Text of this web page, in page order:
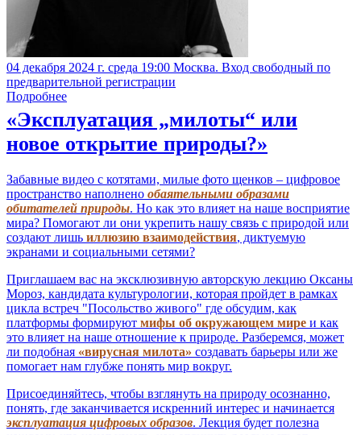
04 декабря 2024 г. среда 19:00 Москва. Вход свободный по
предварительной регистрации
Подробнее
«Эксплуатация „милоты“ или
новое открытие природы?»
Забавные видео с котятами, милые фото щенков – цифровое
пространство наполнено обаятельными образами
обитателей природы. Но как это влияет на наше восприятие
мира? Помогают ли они укрепить нашу связь с природой или
создают лишь иллюзию взаимодействия, диктуемую
экранами и социальными сетями?
Приглашаем вас на эксклюзивную авторскую лекцию Оксаны
Мороз, кандидата культурологии, которая пройдет в рамках
цикла встреч "Посольство живого" где обсудим, как
платформы формируют мифы об окружающем мире и как
это влияет на наше отношение к природе. Разберемся, может
ли подобная «вирусная милота» создавать барьеры или же
помогает нам глубже понять мир вокруг.
Присоединяйтесь, чтобы взглянуть на природу осознанно,
понять, где заканчивается искренний интерес и начинается
эксплуатация цифровых образов. Лекция будет полезна